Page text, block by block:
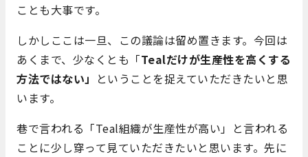
ことも大事です。
しかしここは一旦、この議論は留め置きます。今回は
あくまで、少なくとも「Tealだけが生産性を高くする
方法ではない」 ということを捉えていただきたいと思
います。
巷で言われる「Teal組織が生産性が高い」と言われる
ことに少し穿って見ていただきたいと思います。先に